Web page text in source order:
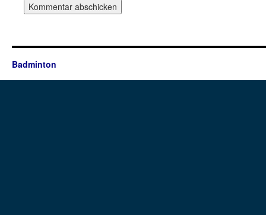
Badminton